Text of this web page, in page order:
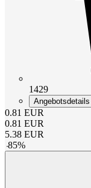
1429
0.81 EUR
0.81 EUR
5.38 EUR
-85%